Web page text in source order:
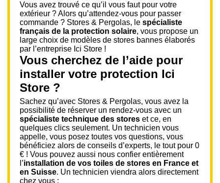
Vous avez trouvé ce qu’il vous faut pour votre
extérieur ? Alors qu’attendez-vous pour passer
commande ? Stores & Pergolas, le spécialiste
français de la protection solaire, vous propose un
large choix de modèles de stores bannes élaborés
par l’entreprise Ici Store !
Vous cherchez de l’aide pour
installer votre protection Ici
Store ?
Sachez qu’avec Stores & Pergolas, vous avez la
possibilité de réserver un rendez-vous avec un
spécialiste technique des stores et ce, en
quelques clics seulement. Un technicien vous
appelle, vous posez toutes vos questions, vous
bénéficiez alors de conseils d’experts, le tout pour 0
€ ! Vous pouvez aussi nous confier entièrement
l’installation de vos toiles de stores en France et
en Suisse. Un technicien viendra alors directement
chez vous :